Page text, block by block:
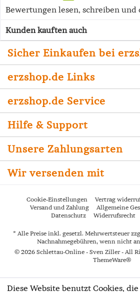
Bewertungen lesen, schreiben und
Kunden kauften auch
Sicher Einkaufen bei
erzshop.de Links
erzshop.de Service
Hilfe & Support
Unsere Zahlungsarten
Wir versenden mit
Cookie-Einstellungen Vertrag
Versand und Zahlung
Allgemeine
Datenschutz
Widerrufsrecht
* Alle Preise inkl. gesetzl. Mehrwertsteuer
Nachnahmegebühren, wenn nicht
© 2026 Schlettau-Online - Sven Ziller - All
ThemeWare®
Diese Website benutzt Cookies,